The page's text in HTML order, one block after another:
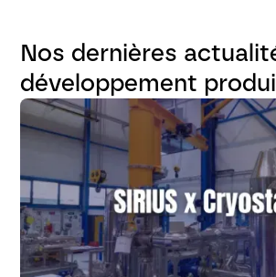
Nos dernières
développement